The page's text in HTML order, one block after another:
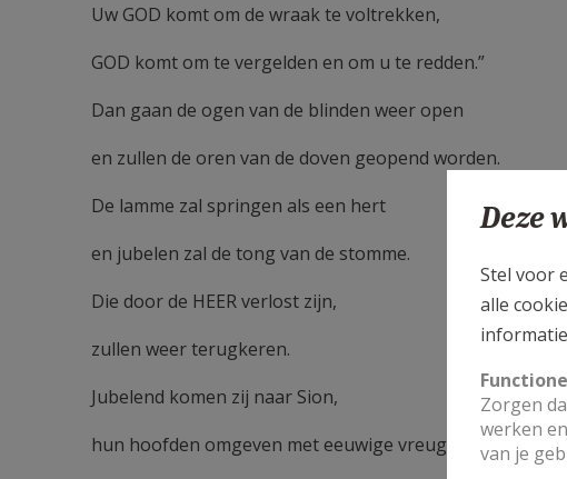
Uw GOD komt om de wraak te voltrekken,
GOD komt om te vergelden en om u te redden.”
Dan gaan de ogen van de blinden weer open
en zullen de oren van de doven geopend worden.
De lamme zal springen als een hert
en jubelen zal de tong van de stomme.
Die door de HEER verlost zijn,
zullen weer terugkeren.
Jubelend komen zij naar Sion,
hun hoofden omgeven met eeuwige vreugde.
Deze
Stel voor
alle
Zorgen
werken
van je